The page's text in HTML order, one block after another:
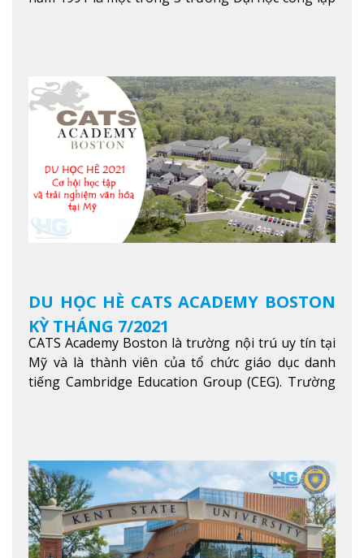
Khoa học máy tính…Trường cũng được bình chọn
là một trong những ngôi trường đáng học nhất
trong khu vực các nước ASEAN và Châu Á.Xem
thêm
DU HỌC HÈ CATS ACADEMY BOSTON
KỲ THÁNG 7/2021
CATS Academy Boston là trường nội trú uy tín tại
Mỹ và là thành viên của tổ chức giáo dục danh
tiếng Cambridge Education Group (CEG). Trường
thêm